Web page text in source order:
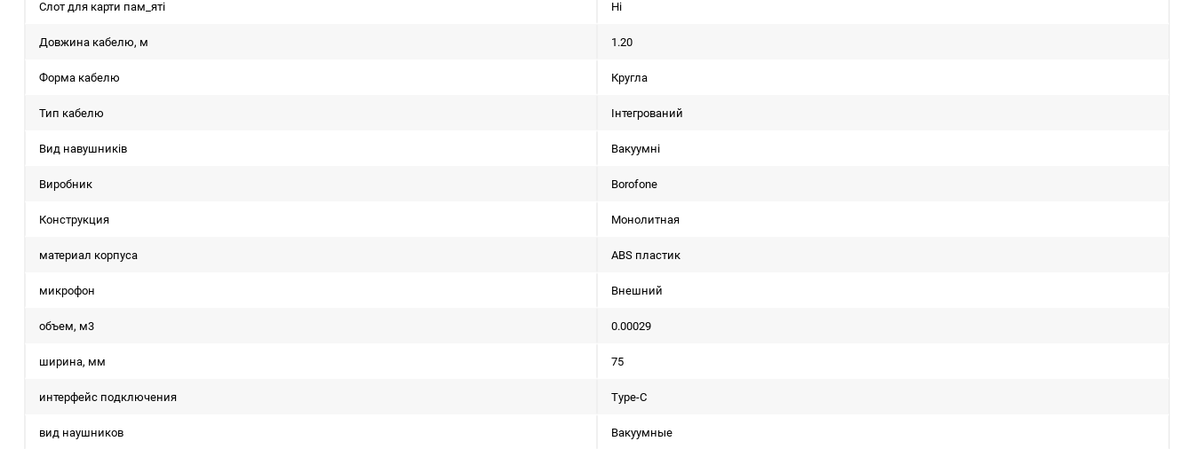
Слот для карти пам_яті Нi
Довжина кабелю, м 1.20
Форма кабелю Кругла
Тип кабелю Інтегрований
Вид навушників Вакуумні
Виробник Borofone
Конструкция Монолитная
материал корпуса ABS пластик
микрофон Внешний
объем, м3 0.00029
ширина, мм 75
интерфейс подключения Type-C
вид наушников Вакуумные